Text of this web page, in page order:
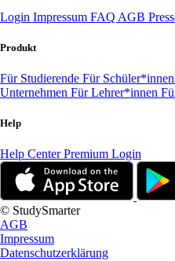
Login Impressum FAQ AGB
Produkt
Für Studierende Für Schüler*innen
Unternehmen Für Lehrer*innen
Help
Help CenterPremium Login
© StudySmarter
AGB
Impressum
Datenschutzerklärung